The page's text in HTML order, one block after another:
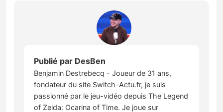
Publié par DesBen
Benjamin Destrebecq - Joueur de 31 ans,
fondateur du site Switch-Actu.fr, je suis
passionné par le jeu-vidéo depuis The Legend
of Zelda: Ocarina of Time. Je joue sur